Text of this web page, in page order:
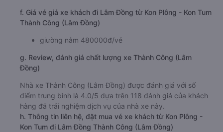
f. Giá vé giá xe khách đi Lâm Đồng từ Kon Plông - Kon Tum
Thành Công (Lâm Đồng)
giường nằm 480000đ/vé
g. Review, đánh giá chất lượng xe Thành Công (Lâm
Đồng)
Nhà xe Thành Công (Lâm Đồng) được đánh giá với số
điểm trung bình là 4.0/5 dựa trên 118 đánh giá của khách
hàng đã trải nghiệm dịch vụ của nhà xe này.
h. Thông tin liên hệ, đặt mua vé xe khách từ Kon Plông -
Kon Tum đi Lâm Đồng Thành Công (Lâm Đồng)